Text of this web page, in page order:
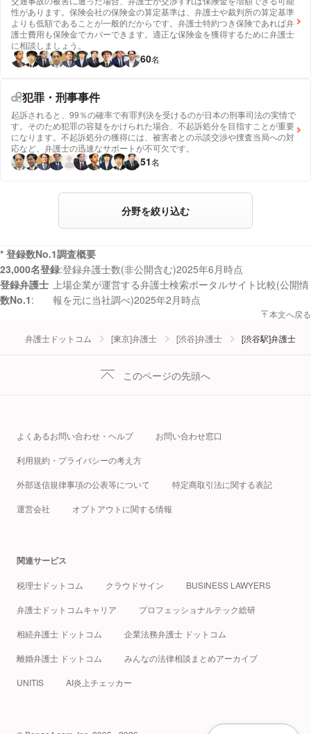
性があります。保険会社の保険金の算定基準は、弁護士や裁判所の算定基準
よりも低額であることが一般的だからです。弁護士特約つき保険であれば弁
護士費用も保険金でカバーできます。適正な保険金を獲得するために弁護士
に相談しましょう。
60名
犯罪・刑事事件
起訴されると、99％の確率で有罪判決を受けるのが日本の刑事司法の実情で
す。そのため犯罪の容疑をかけられた場合、不起訴処分を目指すことが重要
になります。不起訴処分の獲得には、被害者との示談交渉や捜査当局への対
応など、弁護士の迅速なサポートが不可欠です。
51名
分野を絞り込む
* 登録数No.1調査概要
23,000名登録 登録弁護士数(非公開含む)2025年6月時点
登録弁護士
数No.1
上場企業が運営する弁護士検索ポータルサイト比較(公開情
報を元に当社調べ)2025年2月時点
本文へ戻る
弁護士ドットコム [東京]弁護士 [渋谷]弁護士 [渋谷駅]弁護士
このページの先頭へ
よくあるお問い合わせ・ヘルプ お問い合わせ窓口
利用規約・プライバシーの考え方
外部送信規律事項の公表等について 特定商取引法に関する表記
運営会社 オプトアウトに関する情報
関連サービス
税理士ドットコム クラウドサイン BUSINESS LAWYERS
弁護士ドットコムキャリア プロフェッショナルテック総研
相続弁護士 ドットコム 企業法務弁護士 ドットコム
離婚弁護士 ドットコム みんなの法律相談まとめアーカイブ
UNITIS AI炎上チェッカー